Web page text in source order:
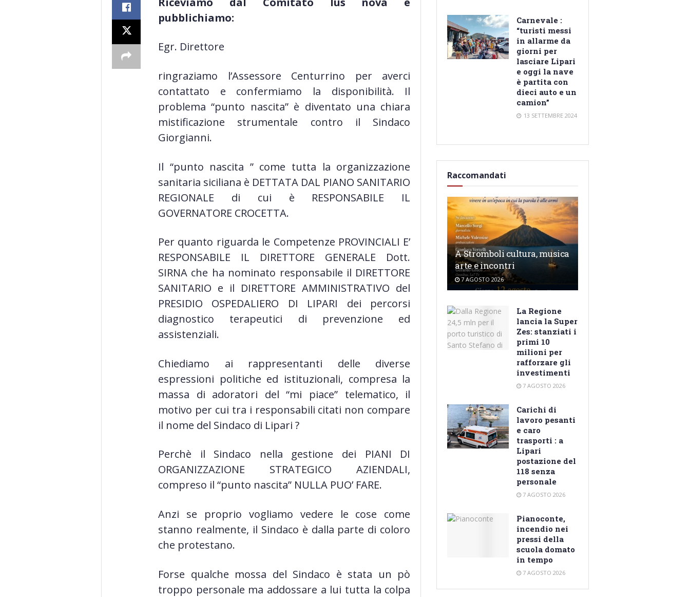
pubblichiamo:
Egr. Direttore
ringraziamo l’Assessore Centurrino per averci
contattato e confermiamo la disponibilità. Il
problema “punto nascita” è diventato una chiara
mistificazione strumentale contro il Sindaco
Giorgianni.
Il “punto nascita ” come tutta la organizzazione
sanitaria siciliana è DETTATA DAL PIANO SANITARIO
REGIONALE di cui è RESPONSABILE IL
GOVERNATORE CROCETTA.
Per quanto riguarda le Competenze PROVINCIALI E’
RESPONSABILE IL DIRETTORE GENERALE Dott.
SIRNA che ha nominato responsabile il DIRETTORE
SANITARIO e il DIRETTORE AMMINISTRATIVO del
PRESIDIO OSPEDALIERO DI LIPARI dei percorsi
diagnostico terapeutici di prevenzione ed
assistenziali.
Chiediamo ai rappresentanti delle diverse
espressioni politiche ed istituzionali, compresa la
massa di adoratori del “mi piace” telematico, il
motivo per cui tra i responsabili citati non compare
il nome del Sindaco di Lipari ?
Perchè il Sindaco nella gestione dei PIANI DI
ORGANIZZAZIONE STRATEGICO AZIENDALI,
compreso il “punto nascita” NULLA PUO’ FARE.
Anzi se proprio vogliamo vedere le cose come
stanno realmente, il Sindaco è dalla parte di coloro
che protestano.
Forse qualche mossa del Sindaco è stata un pò
troppo personale ma addossare a lui tutta la colpa
Carnevale :
“turisti messi
in allarme da
giorni per
lasciare Lipari
e oggi la nave
è partita con
dieci auto e un
camion”
13 SETTEMBRE 2024
Raccomandati
A Stromboli cultura, musica
arte e incontri
7 AGOSTO 2026
La Regione
lancia la Super
Zes: stanziati i
primi 10
milioni per
rafforzare gli
investimenti
7 AGOSTO 2026
Carichi di
lavoro pesanti
e caro
trasporti : a
Lipari
postazione del
118 senza
personale
7 AGOSTO 2026
Pianoconte,
incendio nei
pressi della
scuola domato
in tempo
7 AGOSTO 2026